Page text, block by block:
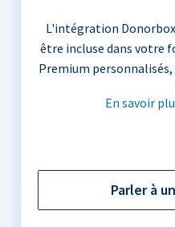
L'intégration Donorbox
être incluse dans votre
Premium
En savoir
Parler à